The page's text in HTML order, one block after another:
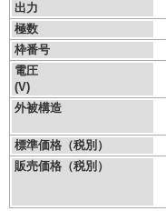
出力
極数
枠番号
電圧
(V)
外被構造
標準価格（税別）
販売価格（税別）